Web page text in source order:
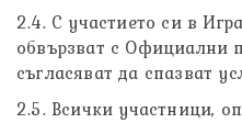
2.4. С участието си в
обвързват с Официални
съгласяват да спазват
2.5. Всички участници,